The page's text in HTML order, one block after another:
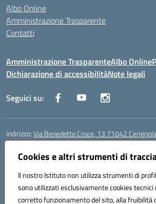
Cookies e altri strumenti di
Il nostro Istituto non utilizza strumenti di
sono utilizzati esclusivamente cookies tecnici
corretto funzionamento del sito, alla fruibilità
Albo Online
Amministrazione Trasparente
Contatti
Amministrazione TrasparenteAlbo Online
Dichiarazione di accessibilitàNote legali
Seguici su:
Indirizzo:Via Benedetto Croce, 13 71042 Cerignola
Centralino:
Posta elettronica certificata (PEC):
Codice fiscale: 81003730710
Codice meccanografico:fgps08000e
Codice Indice delle Pubbliche Amministrazioni